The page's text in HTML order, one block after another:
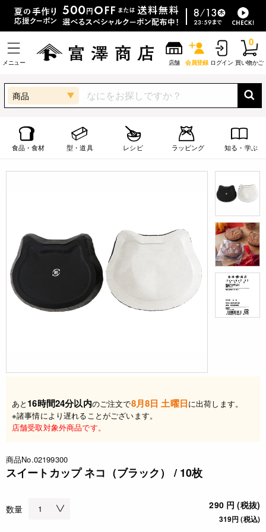
メニュー 店舗 会員登録 ログイン 買い物かご
0
商品
食品・食材 型・道具 レシピ ラッピング 知る・学ぶ
あと 16時間24分以内のご注文で8月8日 土曜日に出荷します。
※諸事情により遅れることがございます。
店舗受取対象外商品です。
商品No.02199300
スイートカップ ネコ（ブラック） / 10枚
数量 290 円 (税抜)
319円 (税込)